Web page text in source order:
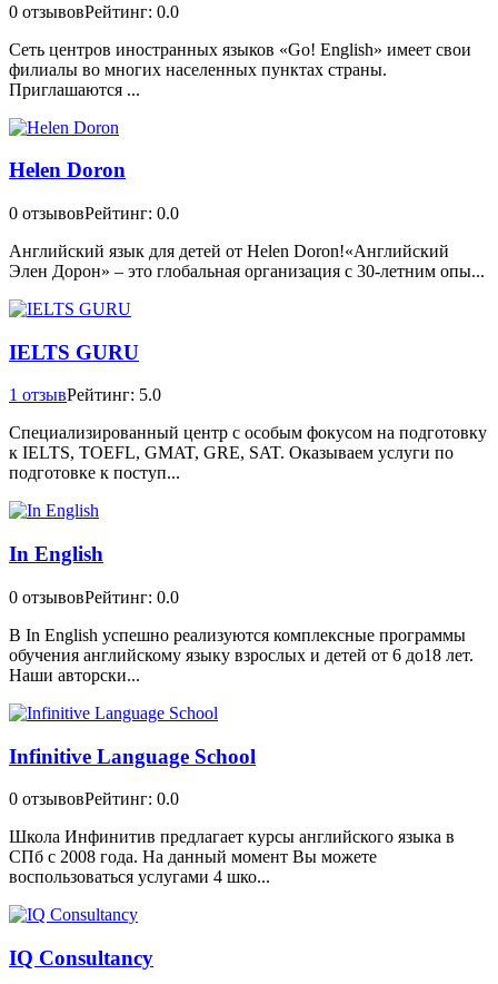
0 отзывовРейтинг: 0.0
Сеть центров иностранных языков «Go! English» имеет свои
филиалы во многих населенных пунктах страны.
Приглашаются ...
Helen Doron
0 отзывовРейтинг: 0.0
Английский язык для детей от Helen Doron!«Английский
Элен Дорон» – это глобальная организация с 30-летним опы...
IELTS GURU
1 отзывРейтинг: 5.0
Специализированный центр с особым фокусом на подготовку
к IELTS, TOEFL, GMAT, GRE, SAT. Оказываем услуги по
подготовке к поступ...
In English
0 отзывовРейтинг: 0.0
В In English успешно реализуются комплексные программы
обучения английскому языку взрослых и детей от 6 до18 лет.
Наши авторски...
Infinitive Language School
0 отзывовРейтинг: 0.0
Школа Инфинитив предлагает курсы английского языка в
СПб с 2008 года. На данный момент Вы можете
воспользоваться услугами 4 шко...
IQ Consultancy